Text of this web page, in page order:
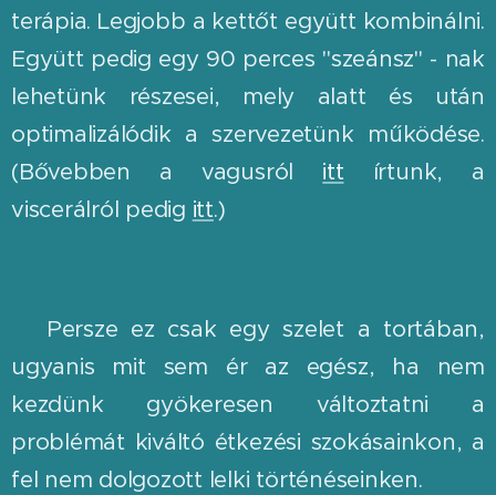
terápia. Legjobb a kettőt együtt kombinálni.
Együtt pedig egy 90 perces "szeánsz" - nak
lehetünk részesei, mely alatt és után
optimalizálódik a szervezetünk működése.
(Bővebben a vagusról ittírtunk, a
viscerálról pedig itt.)
🍰Persze ez csak egy szelet a tortában,
ugyanis mit sem ér az egész, ha nem
kezdünk gyökeresen változtatni a
problémát kiváltó étkezési szokásainkon, a
fel nem dolgozott lelki történéseinken.